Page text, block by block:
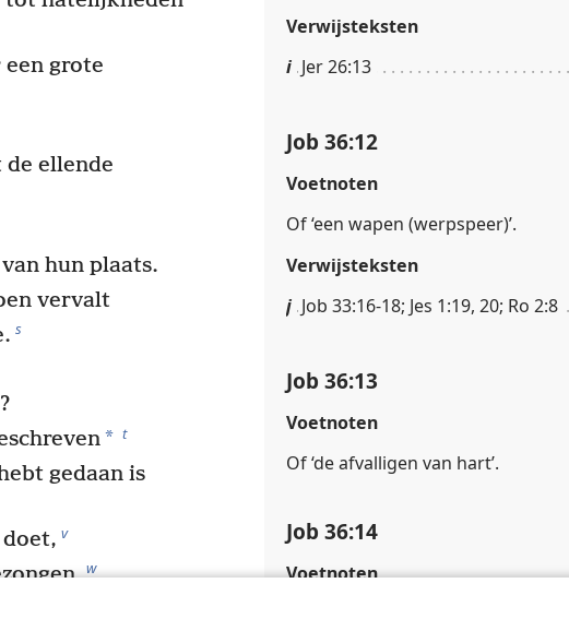
grote
ellende
hun plaats.
vervalt
s
* t
gedaan is
v
w
Verwijsteksten
i Jer 26:13
Job 36:12
Voetnoten
Of ‘een wapen (werpspeer)’.
Verwijsteksten
j Job 33:16-18; Jes 1:19, 20; Ro 2:8
Job 36:13
Voetnoten
Of ‘de afvalligen van hart’.
Job 36:14
Voetnoten